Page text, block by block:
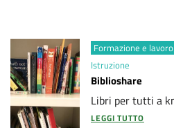
Formazione e lavoro
Istruzione
Biblioshare
Libri per tutti a
LEGGI TUTTO